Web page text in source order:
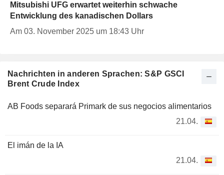
Nachrichten in anderen Sprachen: S&P GSCI
Brent Crude Index
AB Foods separará Primark de sus negocios alimentarios
21.04.
El imán de la IA
21.04.
Mitsubishi UFG erwartet weiterhin schwache
Entwicklung des kanadischen Dollars
Am 03. November 2025 um 18:43 Uhr